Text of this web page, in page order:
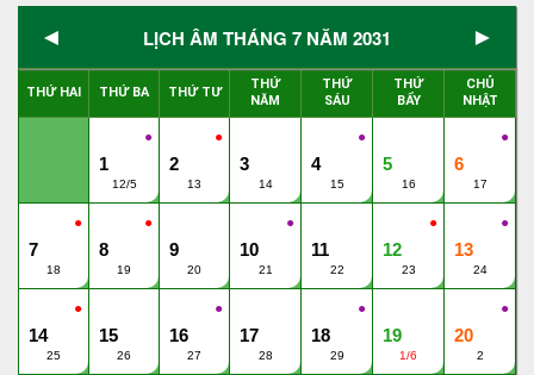
◄ LỊCH ÂM THÁNG 7 NĂM 2031 ►
THỨ HAI THỨ BA THỨ TƯ
THỨ
NĂM
THỨ
SÁU
THỨ
BẨY
CHỦ
NHẬT
●
1
12/5
●
2
13
3
14
●
4
15
5
16
●
6
17
●
7
18
●
8
19
9
20
●
10
21
11
22
●
12
23
●
13
24
●
14
25
15
26
●
16
27
17
28
●
18
29
19
1/6
●
20
2